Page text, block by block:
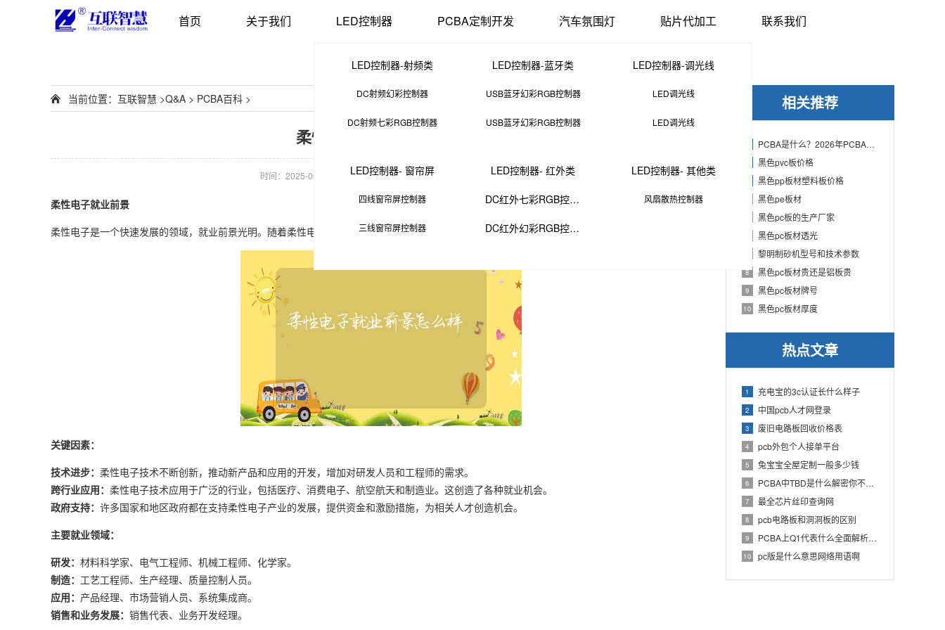
首页 关于我们 LED控制器
LED控制器-射频类
DC射频幻彩控制器
DC射频七彩RGB控制器
LED控制器-蓝牙类
USB蓝牙幻彩RGB控制器
USB蓝牙幻彩RGB控制器
LED控制器-调光线
LED调光线
LED调光线
LED控制器- 窗帘屏
四线窗帘屏控制器
三线窗帘屏控制器
LED控制器- 红外类
DC红外七彩RGB控制器
DC红外幻彩RGB控制器
LED控制器- 其他类
风扇散热控制器
PCBA定制开发 汽车氛围灯 贴片代加工 联系我们
相关推荐
PCBA是什么？2026年PCBA制造与代工指南：专业方案、流程与应用
黑色pvc板价格
黑色pp板材塑料板价格
黑色pe板材
黑色pc板的生产厂家
黑色pc板材透光
黎明制砂机型号和技术参数
8 黑色pc板材贵还是铝板贵
9 黑色pc板材牌号
10 黑色pc板材厚度
热点文章
1 充电宝的3c认证长什么样子
2 中国pcb人才网登录
3 废旧电路板回收价格表
4 pcb外包个人接单平台
5 兔宝宝全屋定制一般多少钱
6 PCBA中TBD是什么解密你不知道的电子行业术语
7 最全芯片丝印查询网
8 pcb电路板和洞洞板的区别
9 PCBA上Q1代表什么全面解析PCB电路板中Q1的作用
10 pc版是什么意思网络用语啊
当前位置： 互联智慧 >Q&A > PCBA百科 >
柔性电子就业前景怎么样
时间：2025-06-10 11:38:01 来源：PCBA 次
柔性电子就业前景
柔性电子是一个快速发展的领域，就业前景光明。随着柔性电子技术的不断进步和应用领域的扩大，对相关专业人才的需求也在不断增加。
关键因素：
技术进步： 柔性电子技术不断创新，推动新产品和应用的开发，增加对研发人员和工程师的需求。
跨行业应用： 柔性电子技术应用于广泛的行业，包括医疗、消费电子、航空航天和制造业。这创造了各种就业机会。
政府支持： 许多国家和地区政府都在支持柔性电子产业的发展，提供资金和激励措施，为相关人才创造机会。
主要就业领域：
研发： 材料科学家、电气工程师、机械工程师、化学家。
制造： 工艺工程师、生产经理、质量控制人员。
应用： 产品经理、市场营销人员、系统集成商。
销售和业务发展： 销售代表、业务开发经理。